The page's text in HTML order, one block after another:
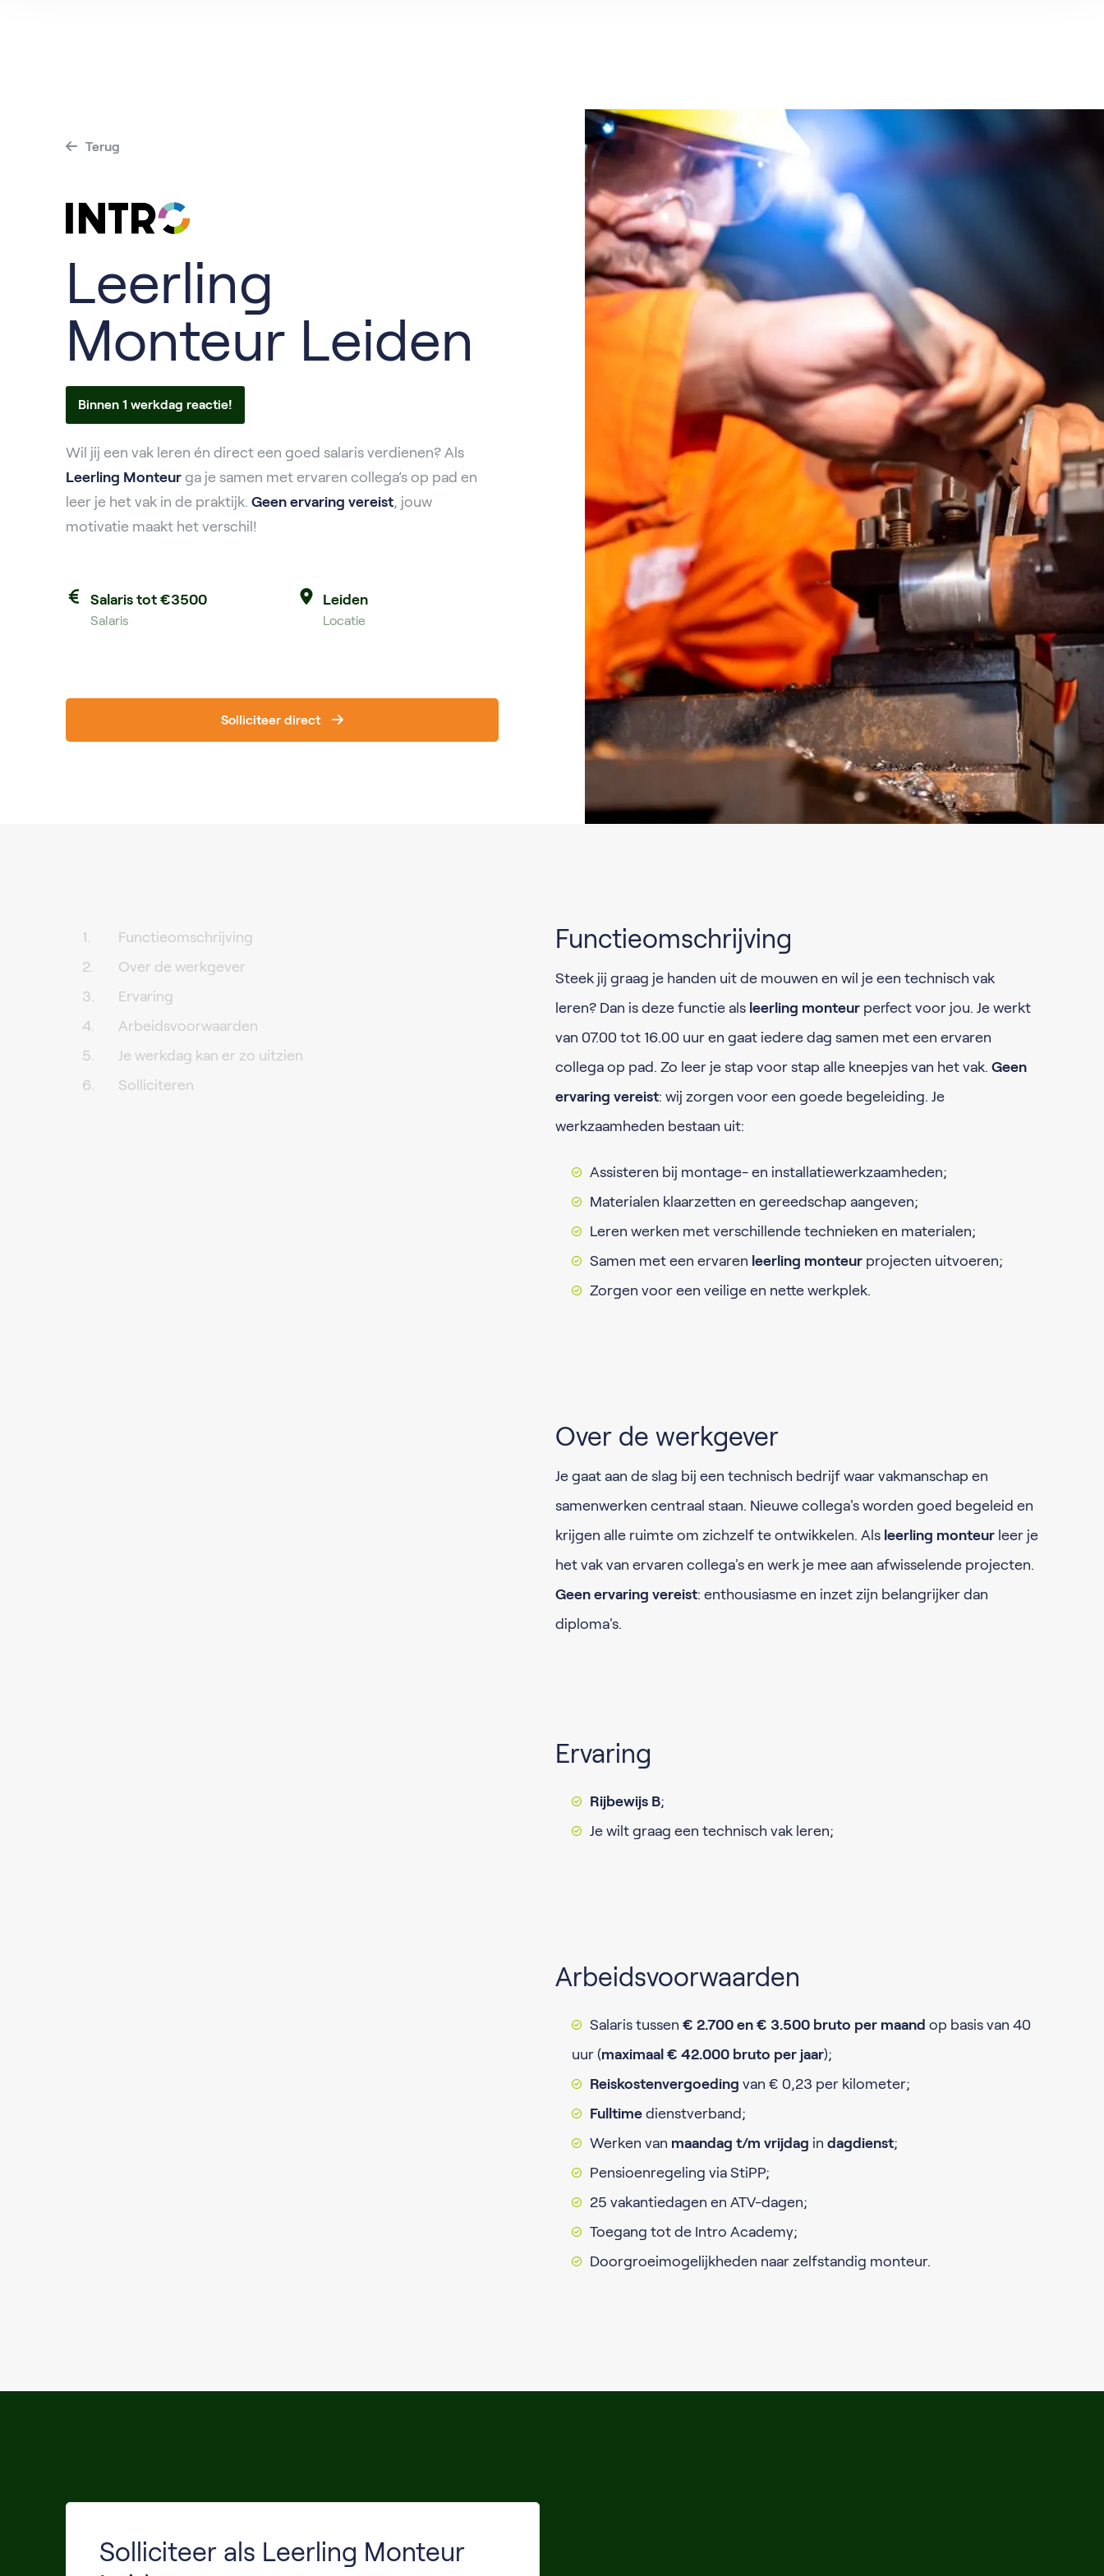
Terug
Leerling
Monteur Leiden
Binnen 1 werkdag reactie!
Wil jij een vak leren én direct een goed salaris verdienen? Als
Leerling Monteur ga je samen met ervaren collega’s op pad en
leer je het vak in de praktijk. Geen ervaring vereist, jouw
motivatie maakt het verschil!
Salaris tot €3500
Salaris
Leiden
Locatie
Solliciteer direct
Functieomschrijving
Over de werkgever
Ervaring
Arbeidsvoorwaarden
Je werkdag kan er zo uitzien
Solliciteren
Functieomschrijving
Steek jij graag je handen uit de mouwen en wil je een technisch vak
leren? Dan is deze functie als leerling monteur perfect voor jou. Je werkt
van 07.00 tot 16.00 uur en gaat iedere dag samen met een ervaren
collega op pad. Zo leer je stap voor stap alle kneepjes van het vak. Geen
ervaring vereist: wij zorgen voor een goede begeleiding. Je
werkzaamheden bestaan uit:
Assisteren bij montage- en installatiewerkzaamheden;
Materialen klaarzetten en gereedschap aangeven;
Leren werken met verschillende technieken en materialen;
Samen met een ervaren leerling monteur projecten uitvoeren;
Zorgen voor een veilige en nette werkplek.
Over de werkgever
Je gaat aan de slag bij een technisch bedrijf waar vakmanschap en
samenwerken centraal staan. Nieuwe collega's worden goed begeleid en
krijgen alle ruimte om zichzelf te ontwikkelen. Als leerling monteur leer je
het vak van ervaren collega's en werk je mee aan afwisselende projecten.
Geen ervaring vereist: enthousiasme en inzet zijn belangrijker dan
diploma's.
Ervaring
Rijbewijs B;
Je wilt graag een technisch vak leren;
Arbeidsvoorwaarden
Salaris tussen € 2.700 en € 3.500 bruto per maand op basis van 40
uur (maximaal € 42.000 bruto per jaar);
Reiskostenvergoeding van € 0,23 per kilometer;
Fulltime dienstverband;
Werken van maandag t/m vrijdag in dagdienst;
Pensioenregeling via StiPP;
25 vakantiedagen en ATV-dagen;
Toegang tot de Intro Academy;
Doorgroeimogelijkheden naar zelfstandig monteur.
Solliciteer als Leerling Monteur